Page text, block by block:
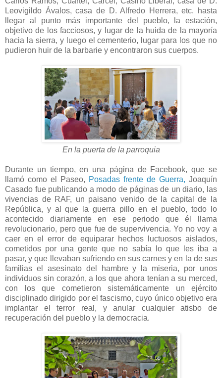
Leovigildo Ávalos, casa de D. Alfredo Herrera, etc. hasta
llegar al punto más importante del pueblo, la estación,
objetivo de los facciosos, y lugar de la huida de la mayoría
hacia la sierra, y luego el cementerio, lugar para los que no
pudieron huir de la barbarie y encontraron sus cuerpos.
En la puerta de la parroquia
Durante un tiempo, en una página de Facebook, que se
llamó como el Paseo, Posadas frente de Guerra, Joaquín
Casado fue publicando a modo de páginas de un diario, las
vivencias de RAF, un paisano venido de la capital de la
República, y al que la guerra pillo en el pueblo, todo lo
acontecido diariamente en ese periodo que él llama
revolucionario, pero que fue de supervivencia. Yo no voy a
caer en el error de equiparar hechos luctuosos aislados,
cometidos por una gente que no sabía lo que les iba a
pasar, y que llevaban sufriendo en sus carnes y en la de sus
familias el asesinato del hambre y la miseria, por unos
individuos sin corazón, a los que ahora tenían a su merced,
con los que cometieron sistemáticamente un ejército
disciplinado dirigido por el fascismo, cuyo único objetivo era
implantar el terror real, y anular cualquier atisbo de
recuperación del pueblo y la democracia.